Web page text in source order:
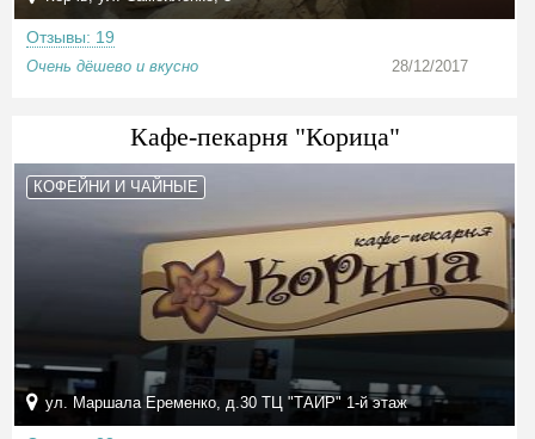
Отзывы: 19
Очень дёшево и вкусно 28/12/2017
Кафе-пекарня "Корица"
КОФЕЙНИ И ЧАЙНЫЕ
ул. Маршала Еременко, д.30 ТЦ "ТАИР" 1-й этаж